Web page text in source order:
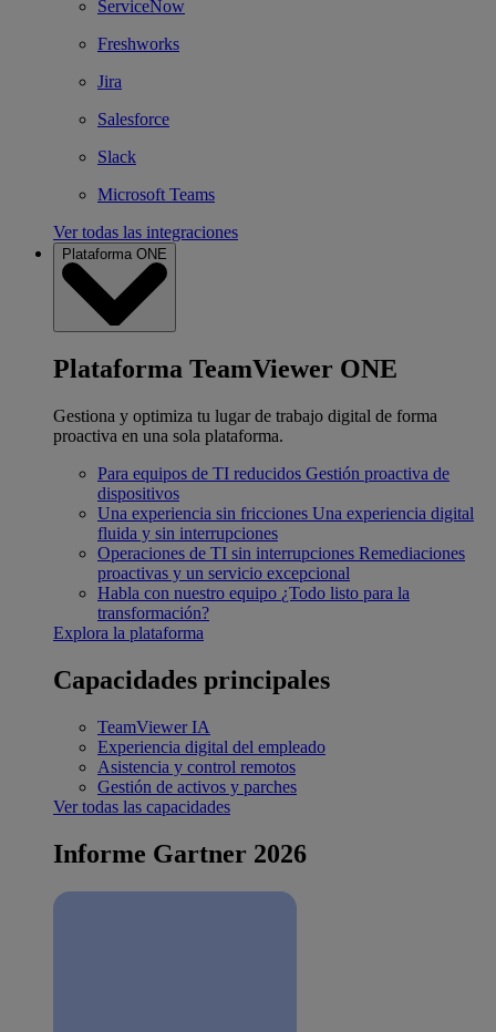
ServiceNow
Freshworks
Jira
Salesforce
Slack
Microsoft Teams
Ver todas las integraciones
Plataforma ONE
Plataforma TeamViewer ONE
Gestiona y optimiza tu lugar de trabajo digital de forma
proactiva en una sola plataforma.
Para equipos de TI reducidos Gestión proactiva de
dispositivos
Una experiencia sin fricciones Una experiencia digital
fluida y sin interrupciones
Operaciones de TI sin interrupciones Remediaciones
proactivas y un servicio excepcional
Habla con nuestro equipo ¿Todo listo para la
transformación?
Explora la plataforma
Capacidades principales
TeamViewer IA
Experiencia digital del empleado
Asistencia y control remotos
Gestión de activos y parches
Ver todas las capacidades
Informe Gartner 2026